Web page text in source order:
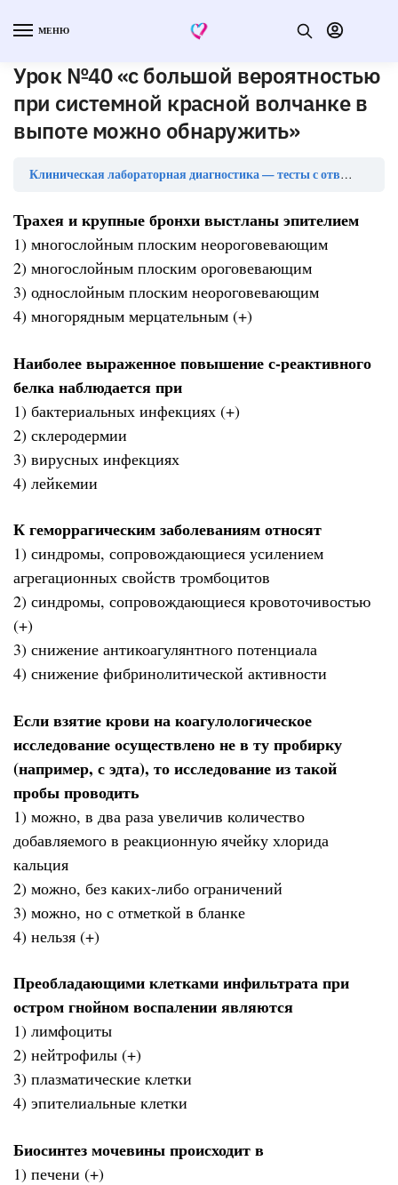
МЕНЮ
Урок №40 «с большой вероятностью
при системной красной волчанке в
выпоте можно обнаружить»
Клиническая лабораторная диагностика — тесты с ответами
Трахея и крупные бронхи выстланы эпителием
1) многослойным плоским неороговевающим
2) многослойным плоским ороговевающим
3) однослойным плоским неороговевающим
4) многорядным мерцательным (+)
Наиболее выраженное повышение с-реактивного
белка наблюдается при
1) бактериальных инфекциях (+)
2) склеродермии
3) вирусных инфекциях
4) лейкемии
К геморрагическим заболеваниям относят
1) синдромы, сопровождающиеся усилением
агрегационных свойств тромбоцитов
2) синдромы, сопровождающиеся кровоточивостью
(+)
3) снижение антикоагулянтного потенциала
4) снижение фибринолитической активности
Если взятие крови на коагулологическое
исследование осуществлено не в ту пробирку
(например, с эдта), то исследование из такой
пробы проводить
1) можно, в два раза увеличив количество
добавляемого в реакционную ячейку хлорида
кальция
2) можно, без каких-либо ограничений
3) можно, но с отметкой в бланке
4) нельзя (+)
Преобладающими клетками инфильтрата при
остром гнойном воспалении являются
1) лимфоциты
2) нейтрофилы (+)
3) плазматические клетки
4) эпителиальные клетки
Биосинтез мочевины происходит в
1) печени (+)